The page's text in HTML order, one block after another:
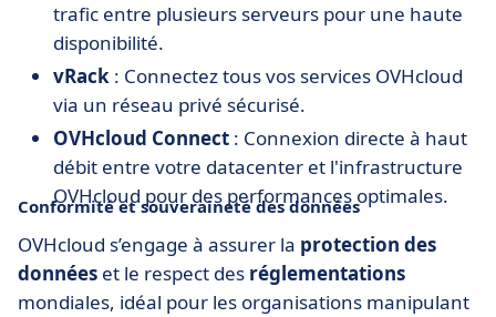
trafic entre plusieurs serveurs pour une haute
disponibilité.
vRack : Connectez tous vos services OVHcloud
via un réseau privé sécurisé.
OVHcloud Connect : Connexion directe à haut
débit entre votre datacenter et l'infrastructure
OVHcloud pour des performances optimales.
Conformité et souveraineté des données
OVHcloud s’engage à assurer la protection des
données et le respect des réglementations
mondiales, idéal pour les organisations manipulant